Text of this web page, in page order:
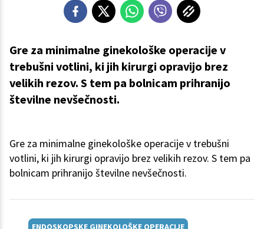
Gre za minimalne ginekološke operacije v
trebušni votlini, ki jih kirurgi opravijo brez
velikih rezov. S tem pa bolnicam prihranijo
številne nevšečnosti.
Gre za minimalne ginekološke operacije v trebušni
votlini, ki jih kirurgi opravijo brez velikih rezov. S tem pa
bolnicam prihranijo številne nevšečnosti.
ENDOSKOPSKE GINEKOLOŠKE OPERACIJE